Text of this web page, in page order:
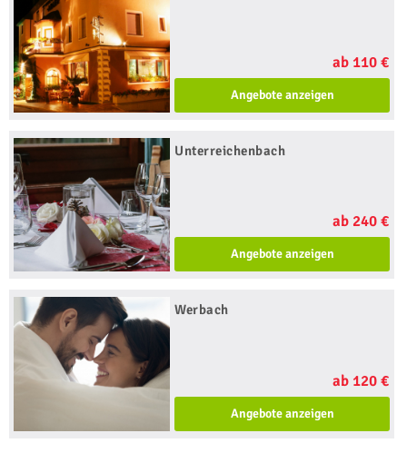
ab 110 €
Angebote anzeigen
Unterreichenbach
ab 240 €
Angebote anzeigen
Werbach
ab 120 €
Angebote anzeigen